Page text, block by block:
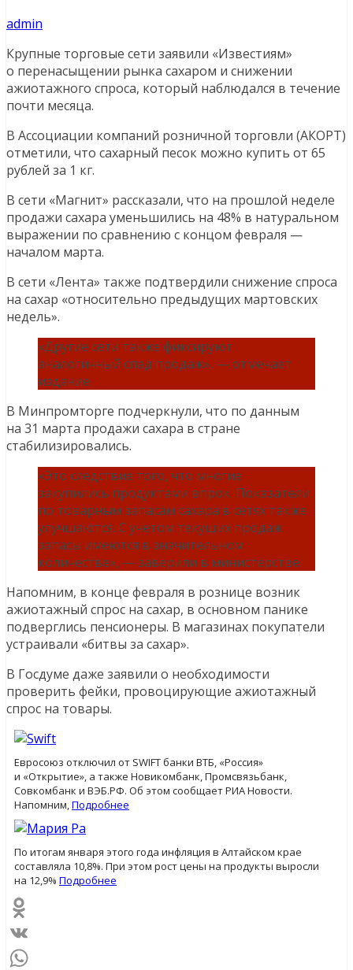
admin
Крупные торговые сети заявили «Известиям»
о перенасыщении рынка сахаром и снижении
ажиотажного спроса, который наблюдался в течение
почти месяца.
В Ассоциации компаний розничной торговли (АКОРТ)
отметили, что сахарный песок можно купить от 65
рублей за 1 кг.
В сети «Магнит» рассказали, что на прошлой неделе
продажи сахара уменьшились на 48% в натуральном
выражении по сравнению с концом февраля —
началом марта.
В сети «Лента» также подтвердили снижение спроса
на сахар «относительно предыдущих мартовских
недель».
«Другие сети также фиксируют
аналогичный спад продаж», — отмечает
издание.
В Минпромторге подчеркнули, что по данным
на 31 марта продажи сахара в стране
стабилизировались.
«Это следствие того, что многие
закупились продуктами впрок. Показатели
по товарным запасам сахара в сетях также
улучшаются. С учетом текущих продаж
запасы имеются в значительном
количестве», — заверили в министерстве.
Напомним, в конце февраля в рознице возник
ажиотажный спрос на сахар, в основном панике
подверглись пенсионеры. В магазинах покупатели
устраивали «битвы за сахар».
В Госдуме даже заявили о необходимости
проверить фейки, провоцирующие ажиотажный
спрос на товары.
Евросоюз отключил от SWIFT банки ВТБ, «Россия»
и «Открытие», а также Новикомбанк, Промсвязьбанк,
Совкомбанк и ВЭБ.РФ. Об этом сообщает РИА Новости.
Напомним,Подробнее
По итогам января этого года инфляция в Алтайском крае
составляла 10,8%. При этом рост цены на продукты выросли
на 12,9% Подробнее
Odnoklassniki
VK